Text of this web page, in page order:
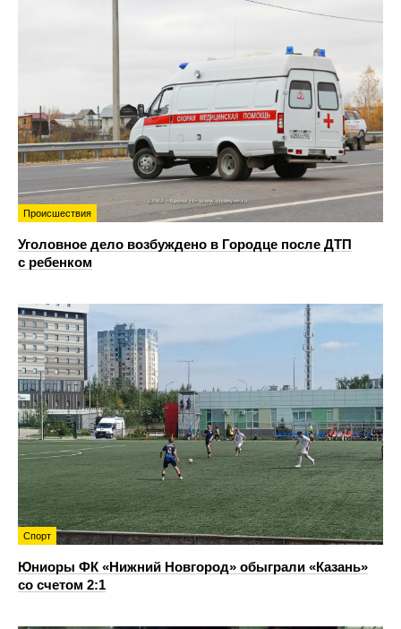
Происшествия
Уголовное дело возбуждено в Городце после ДТП
с ребенком
Спорт
Юниоры ФК «Нижний Новгород» обыграли «Казань»
со счетом 2:1